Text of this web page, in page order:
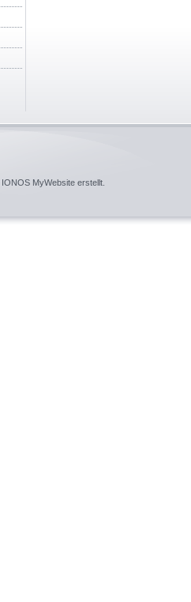
IONOS MyWebsite erstellt.